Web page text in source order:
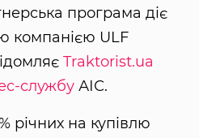
програма діє
компанією ULF
Traktorist.ua
службу АІС.
річних на купівлю